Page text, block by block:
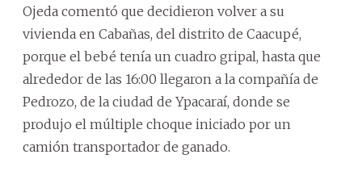
Ojeda comentó que decidieron volver a su
vivienda en Cabañas, del distrito de Caacupé,
porque el bebé tenía un cuadro gripal, hasta que
alrededor de las 16:00 llegaron a la compañía de
Pedrozo, de la ciudad de Ypacaraí, donde se
produjo el múltiple choque iniciado por un
camión transportador de ganado.